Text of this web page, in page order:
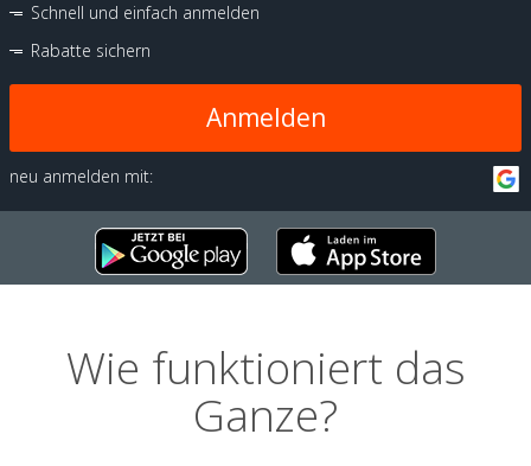
Schnell und einfach anmelden
Rabatte sichern
Anmelden
neu anmelden mit:
Wie funktioniert das
Ganze?